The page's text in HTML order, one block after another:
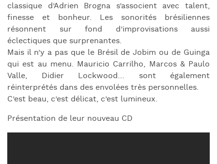
classique d’Adrien Brogna s’associent avec talent,
finesse et bonheur. Les sonorités brésiliennes
résonnent sur fond d’improvisations aussi
éclectiques que surprenantes.
Mais il n’y a pas que le Brésil de Jobim ou de Guinga
qui est au menu. Mauricio Carrilho, Marcos & Paulo
Valle, Didier Lockwood… sont également
réinterprétés dans des envolées très personnelles.
C’est beau, c’est délicat, c’est lumineux.
Présentation de leur nouveau CD